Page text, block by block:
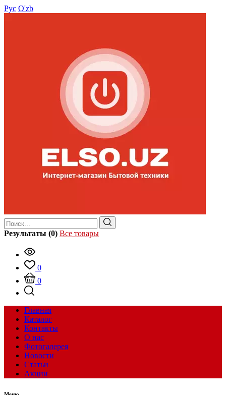
Рус O'zb
Результаты (0) Все товары
0
0
Главная
Каталог
Контакты
О нас
Фотогалерея
Новости
Статьи
Акции